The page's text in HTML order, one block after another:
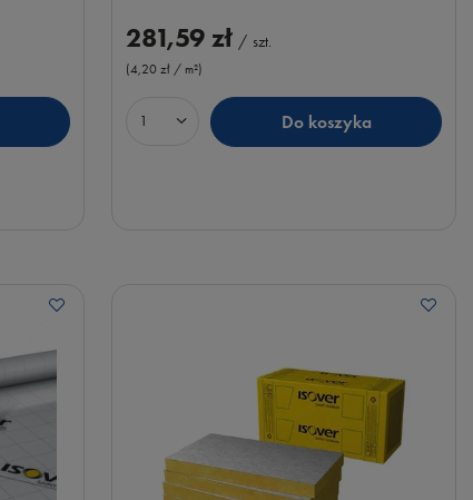
281,59 zł / szt.
(4,20 zł / m²)
Ilość produktów Do koszyka